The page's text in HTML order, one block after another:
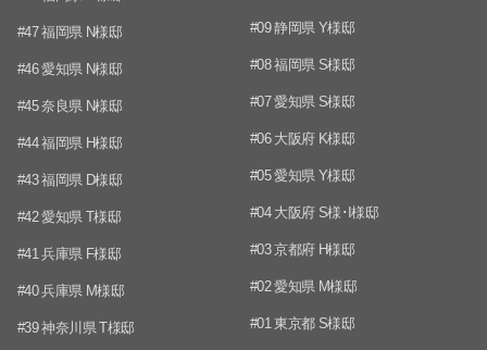
#47 福岡県 N様邸
#46 愛知県 N様邸
#45 奈良県 N様邸
#44 福岡県 H様邸
#43 福岡県 D様邸
#42 愛知県 T様邸
#41 兵庫県 F様邸
#40 兵庫県 M様邸
#39 神奈川県 T様邸
#09 静岡県 Y様邸
#08 福岡県 S様邸
#07 愛知県 S様邸
#06 大阪府 K様邸
#05 愛知県 Y様邸
#04 大阪府 S様･I様邸
#03 京都府 H様邸
#02 愛知県 M様邸
#01 東京都 S様邸